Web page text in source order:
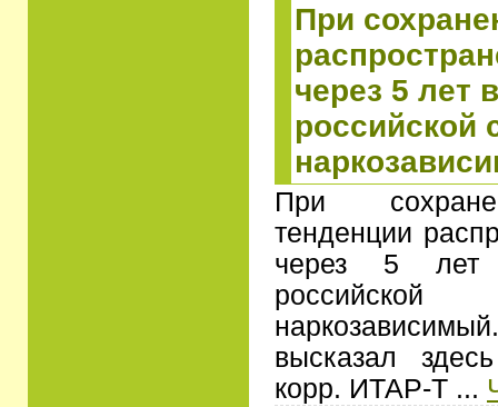
При
через 5 лет
российской
При
тенденции
через 5 лет
высказал
корр. ИТАР-Т ...